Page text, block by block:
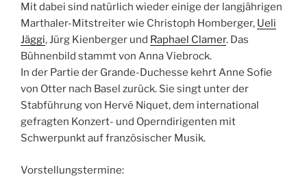
Mit dabei sind natürlich wieder einige der langjährigen
Marthaler-Mitstreiter wie Christoph Homberger, Ueli
Jäggi, Jürg Kienberger und Raphael Clamer. Das
Bühnenbild stammt von Anna Viebrock.
In der Partie der Grande-Duchesse kehrt Anne Sofie
von Otter nach Basel zurück. Sie singt unter der
Stabführung von Hervé Niquet, dem international
gefragten Konzert- und Operndirigenten mit
Schwerpunkt auf französischer Musik.
Vorstellungstermine: